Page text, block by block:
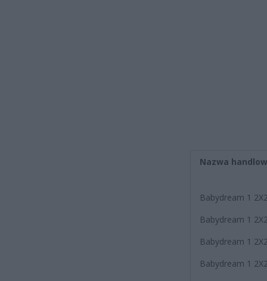
Nazwa
Babydream 1
Babydream 1
Babydream 1
Babydream 1